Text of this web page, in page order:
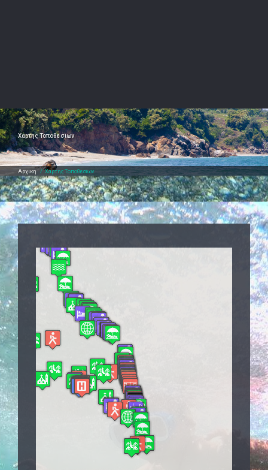
Χαρτης Τοποθεσιων
Αρχικη /Χαρτης Τοποθεσιων